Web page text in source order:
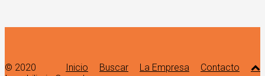
Inicio Buscar La Empresa Contacto
© 2020